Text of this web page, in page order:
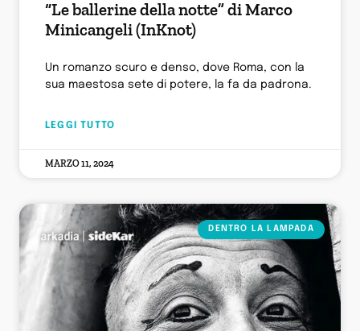
“Le ballerine della notte” di Marco
Minicangeli (InKnot)
Un romanzo scuro e denso, dove Roma, con la
sua maestosa sete di potere, la fa da padrona.
LEGGI TUTTO
MARZO 11, 2024
DENTRO LA LAMPADA